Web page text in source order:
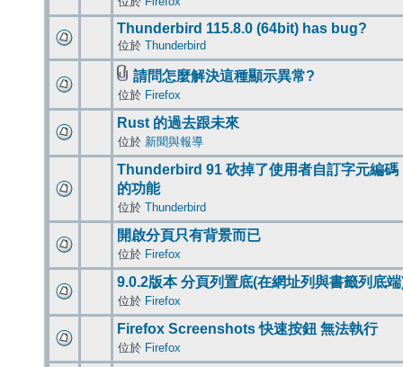
Thunderbird 115.8.0 (64bit) has bug?
位於 Thunderbird
請問怎麼解決這種顯示異常?
位於 Firefox
Rust 的過去跟未來
位於 新聞與報導
Thunderbird 91 砍掉了使用者自訂字元編碼
的功能
位於 Thunderbird
開啟分頁只有背景而已
位於 Firefox
9.0.2版本 分頁列置底(在網址列與書籤列底
位於 Firefox
Firefox Screenshots 快速按鈕 無法執行
位於 Firefox